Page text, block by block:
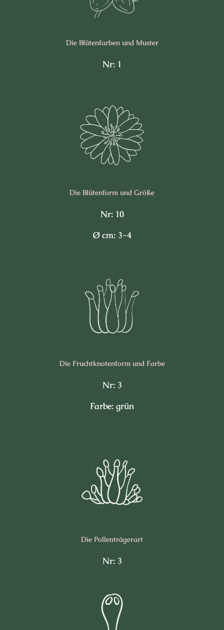
Die Blüten­farben und Muster
Nr: 1
Die Blüten­form und Größe
Nr: 10
Ø cm: 3-4
Die Frucht­knotenform und Farbe
Nr: 3
Farbe: grün
Die Pollen­trägerart
Nr: 3